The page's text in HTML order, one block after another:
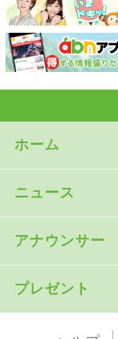
ホーム
ニュース
アナウンサー
プレゼント